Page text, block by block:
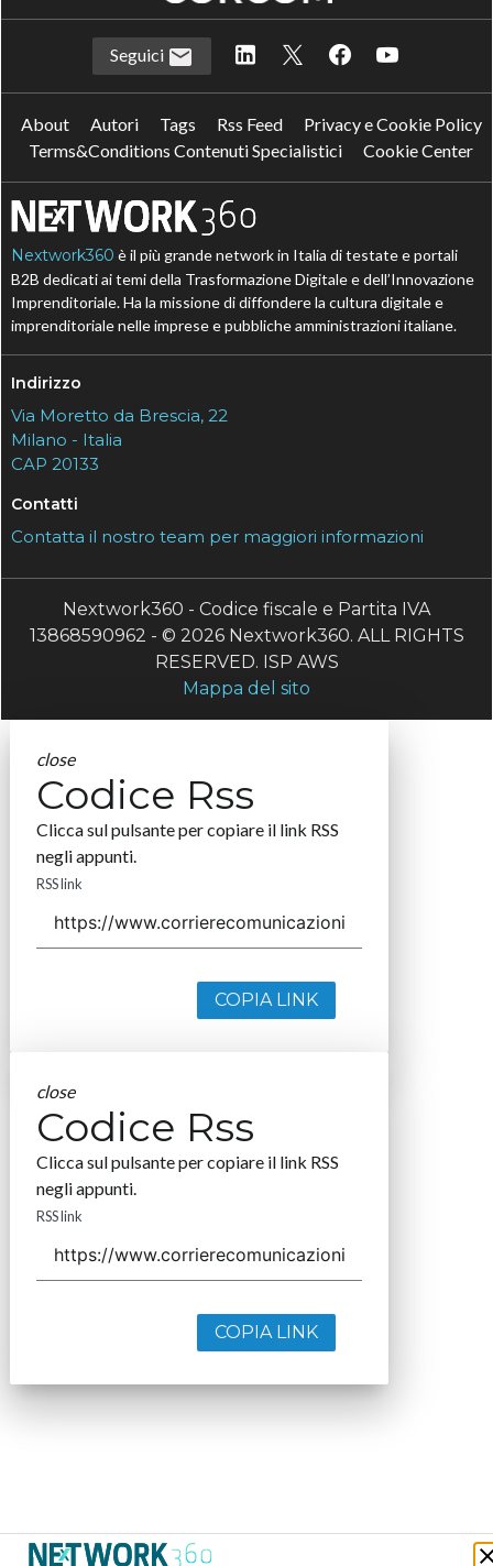
Seguici
About Autori Tags Rss Feed
Privacy e Cookie Policy
Terms&Conditions Contenuti Specialistici
Cookie Center
Nextwork360 è il più grande network in Italia di testate e portali
B2B dedicati ai temi della Trasformazione Digitale e dell’Innovazione
Imprenditoriale. Ha la missione di diffondere la cultura digitale e
imprenditoriale nelle imprese e pubbliche amministrazioni italiane.
Indirizzo
Via Moretto da Brescia, 22
Milano - Italia
CAP 20133
Contatti
Contatta il nostro team per maggiori informazioni
Nextwork360 - Codice fiscale e Partita IVA
13868590962 - © 2026 Nextwork360. ALL RIGHTS
RESERVED. ISP AWS
Mappa del sito
close
Codice Rss
Clicca sul pulsante per copiare il link RSS
negli appunti.
RSS link
COPIA LINK
close
Codice Rss
Clicca sul pulsante per copiare il link RSS
negli appunti.
RSS link
COPIA LINK